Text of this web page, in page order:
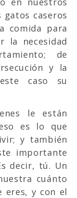
caseros
comida para
la necesidad
de
y la
caso su
le están
es lo que
y también
importante
decir, tú. Un
cuánto
eres, y con el